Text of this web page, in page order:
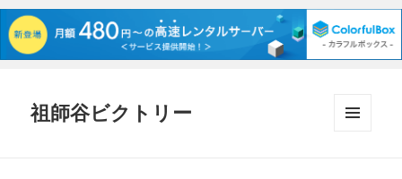
祖師谷ビクトリー